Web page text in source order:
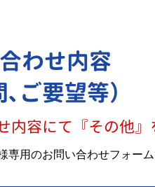
わせ内容
､ご要望等）
内容にて『その他
専用のお問い合わせフォー